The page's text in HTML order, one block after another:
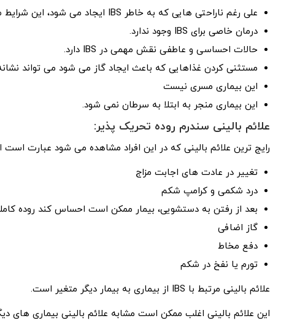
علی رغم ناراحتی هایی که به خاطر IBS ایجاد می شود، این شرایط معمولا به عوارض جدی و حاد منجر نمی گردد.
درمان خاصی برای IBS وجود ندارد.
حالات احساسی و عاطفی نقش مهمی در IBS دارد.
مستثنی کردن غذاهایی که باعث ایجاد گاز می شود می تواند
این بیماری مسری نیست
این بیماری منجر به ابتلا به سرطان نمی شود.
علائم بالینی سندرم روده تحریک پذیر:
رایج ترین علائم بالینی که در این افراد مشاهده می شود عبارت است
تغییر در عادت های اجابت مزاج
درد شکمی و کرامپ شکم
بعد از رفتن به دستشویی، بیمار ممکن است احساس کند روده
گاز اضافی
دفع مخاط
تورم یا نفخ در شکم
علائم بالینی مرتبط با IBS از بیماری به بیمار دیگر متغیر است.
این علائم بالینی اغلب ممکن است مشابه علائم بالینی بیماری های